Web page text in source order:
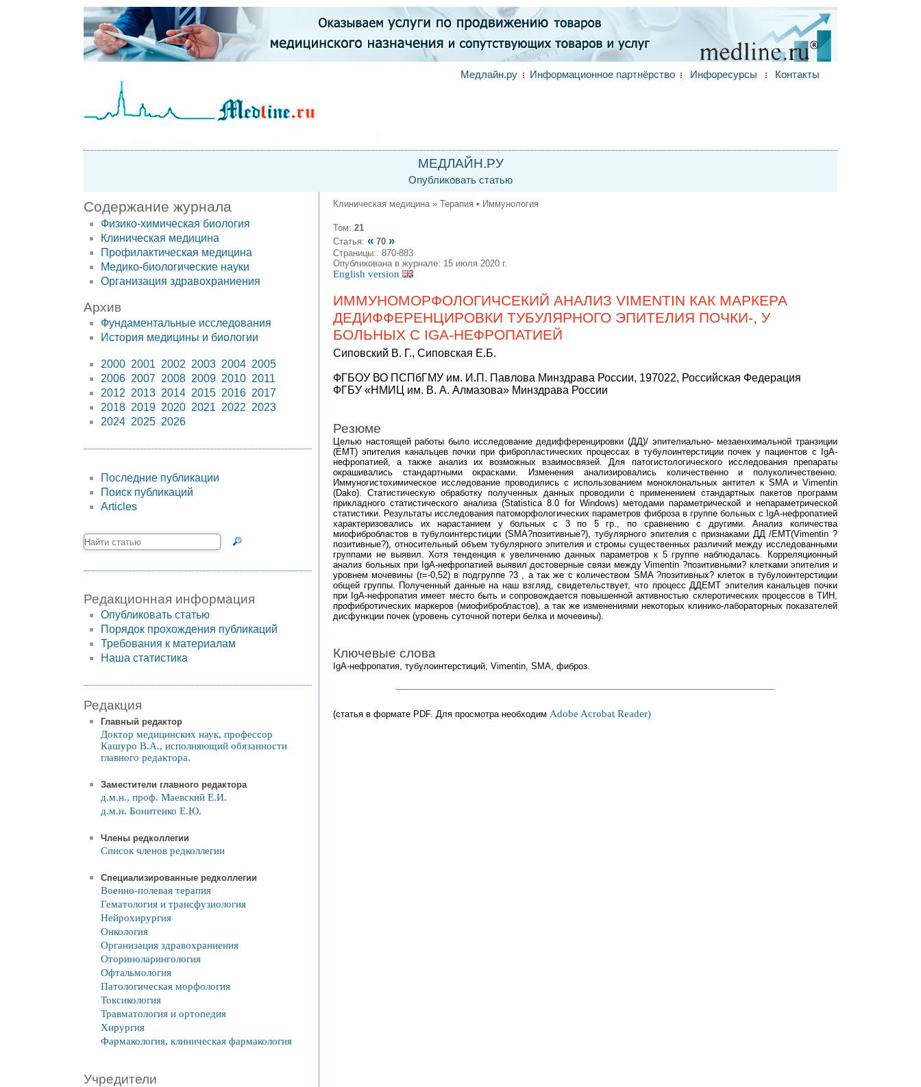
Медлайн.ру Информационное партнёрство Инфоресурсы Контакты
МЕДЛАЙН.РУ
Опубликовать статью
Содержание журнала
Физико-химическая биология
Клиническая медицина
Профилактическая медицина
Медико-биологические науки
Организация здравохраниения
Архив
Фундаментальные исследования
История медицины и биологии
2000 2001 2002 2003 2004 2005
2006 2007 2008 2009 2010 2011
2012 2013 2014 2015 2016 2017
2018 2019 2020 2021 2022 2023
2024 2025 2026
Последние публикации
Поиск публикаций
Articles
Редакционная информация
Опубликовать статью
Порядок прохождения публикаций
Требования к материалам
Наша статистика
Редакция
Главный редактор
Доктор медицинских наук, профессор
Кашуро В.А., исполняющий обязанности
главного редактора.
Заместители главного редактора
д.м.н., проф. Маевский Е.И.
д.м.н. Бонитенко Е.Ю.
Члены редколлегии
Список членов редколлегии
Специализированные редколлегии
Военно-полевая терапия
Гематология и трансфузиология
Нейрохирургия
Онкология
Организация здравохраниения
Оториноларингология
Офтальмология
Патологическая морфология
Токсикология
Травматология и ортопедия
Хирургия
Фармакология, клиническая фармакология
Учредители
Клиническая медицина » Терапия • Иммунология
Том: 21
Статья: « 70 »
Страницы:. 870-883
Опубликована в журнале: 15 июля 2020 г.
English version
ИММУНОМОРФОЛОГИЧСЕКИЙ АНАЛИЗ VIMENTIN КАК МАРКЕРА
ДЕДИФФЕРЕНЦИРОВКИ ТУБУЛЯРНОГО ЭПИТЕЛИЯ ПОЧКИ-, У
БОЛЬНЫХ С IGA-НЕФРОПАТИЕЙ
Сиповский В. Г., Сиповская Е.Б.
ФГБОУ ВО ПСПбГМУ им. И.П. Павлова Минздрава России, 197022, Российская Федерация
ФГБУ «НМИЦ им. В. А. Алмазова» Минздрава России
Резюме
Целью настоящей работы было исследование дедифференцировки (ДД)/ эпителиально- мезаенхимальной транзиции
(EMT) эпителия канальцев почки при фибропластических процессах в тубулоинтерстиции почек у пациентов с IgA-
нефропатией, а также анализ их возможных взаимосвязей. Для патогистологического исследования препараты
окрашивались стандартными окрасками. Изменения анализировались количественно и полуколичественно.
Иммуногистохимическое исследование проводились с использованием моноклональных антител к SMA и Vimentin
(Dako). Статистическую обработку полученных данных проводили с применением стандартных пакетов программ
прикладного статистического анализа (Statistica 8.0 for Windows) методами параметрической и непараметрической
статистики. Результаты исследования патоморфологических параметров фиброза в группе больных с IgA-нефропатией
характеризовались их нарастанием у больных с 3 по 5 гр., по сравнению с другими. Анализ количества
миофибробластов в тубулоинтерстиции (SMA?позитивные?), тубулярного эпителия с признаками ДД /ЕМТ(Vimentin ?
позитивные?), относительный объем тубулярного эпителия и стромы существенных различий между исследованными
группами не выявил. Хотя тенденция к увеличению данных параметров к 5 группе наблюдалась. Корреляционный
анализ больных при IgA-нефропатией выявил достоверные связи между Vimentin ?позитивными? клетками эпителия и
уровнем мочевины (r=-0,52) в подгруппе ?3 , а так же с количеством SMA ?позитивных? клеток в тубулоинтерстиции
общей группы. Полученный данные на наш взгляд, свидетельствует, что процесс ДДЕМТ эпителия канальцев почки
при IgA-нефропатия имеет место быть и сопровождается повышенной активностью склеротических процессов в ТИН,
профибротических маркеров (миофибробластов), а так же изменениями некоторых клинико-лабораторных показателей
дисфункции почек (уровень суточной потери белка и мочевины).
Ключевые слова
IgА-нефропатия, тубулоинтерстиций, Vimentin, SMA, фиброз.
(статья в формате PDF. Для просмотра необходим Adobe Acrobat Reader)